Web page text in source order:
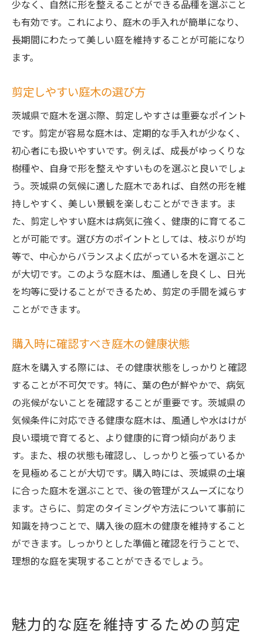
少なく、自然に形を整えることができる品種を選ぶこと
も有効です。これにより、庭木の手入れが簡単になり、
長期間にわたって美しい庭を維持することが可能になり
ます。
剪定しやすい庭木の選び方
茨城県で庭木を選ぶ際、剪定しやすさは重要なポイント
です。剪定が容易な庭木は、定期的な手入れが少なく、
初心者にも扱いやすいです。例えば、成長がゆっくりな
樹種や、自身で形を整えやすいものを選ぶと良いでしょ
う。茨城県の気候に適した庭木であれば、自然の形を維
持しやすく、美しい景観を楽しむことができます。ま
た、剪定しやすい庭木は病気に強く、健康的に育てるこ
とが可能です。選び方のポイントとしては、枝ぶりが均
等で、中心からバランスよく広がっている木を選ぶこと
が大切です。このような庭木は、風通しを良くし、日光
を均等に受けることができるため、剪定の手間を減らす
ことができます。
購入時に確認すべき庭木の健康状態
庭木を購入する際には、その健康状態をしっかりと確認
することが不可欠です。特に、葉の色が鮮やかで、病気
の兆候がないことを確認することが重要です。茨城県の
気候条件に対応できる健康な庭木は、風通しや水はけが
良い環境で育てると、より健康的に育つ傾向がありま
す。また、根の状態も確認し、しっかりと張っているか
を見極めることが大切です。購入時には、茨城県の土壌
に合った庭木を選ぶことで、後の管理がスムーズになり
ます。さらに、剪定のタイミングや方法について事前に
知識を持つことで、購入後の庭木の健康を維持すること
ができます。しっかりとした準備と確認を行うことで、
理想的な庭を実現することができるでしょう。
魅力的な庭を維持するための剪定